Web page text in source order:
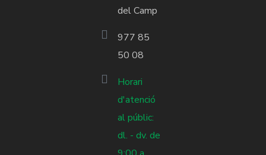
del Camp
977 85
50 08
Horari
d'atenció
al públic:
dl. - dv. de